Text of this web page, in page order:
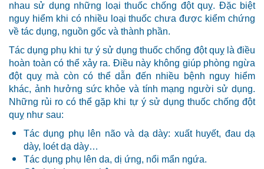
nhau sử dụng những loại thuốc chống đột quỵ. Đặc biệt
nguy hiểm khi có nhiều loại thuốc chưa được kiểm chứng
về tác dụng, nguồn gốc và thành phần.
Tác dụng phụ khi tự ý sử dụng thuốc chống đột quỵ là điều
hoàn toàn có thể xảy ra. Điều này không giúp phòng ngừa
đột quỵ mà còn có thể dẫn đến nhiều bệnh nguy hiểm
khác, ảnh hưởng sức khỏe và tính mạng người sử dụng.
Những rủi ro có thể gặp khi tự ý sử dụng thuốc chống đột
quỵ như sau:
Tác dụng phụ lên não và dạ dày: xuất huyết, đau dạ
dày, loét dạ dày…
Tác dụng phụ lên da, dị ứng, nổi mẩn ngứa.